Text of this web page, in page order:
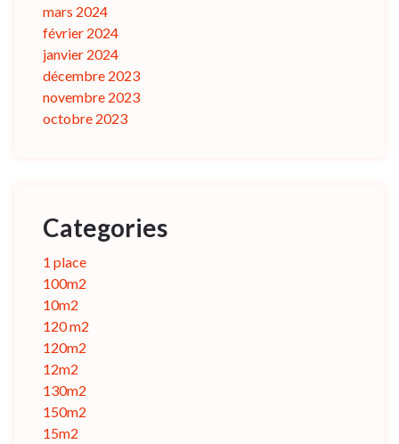
mars 2024
février 2024
janvier 2024
décembre 2023
novembre 2023
octobre 2023
Categories
1 place
100m2
10m2
120 m2
120m2
12m2
130m2
150m2
15m2